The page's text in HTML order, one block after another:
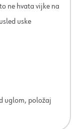
ne hvata vijke na
uske
uglom, položaj